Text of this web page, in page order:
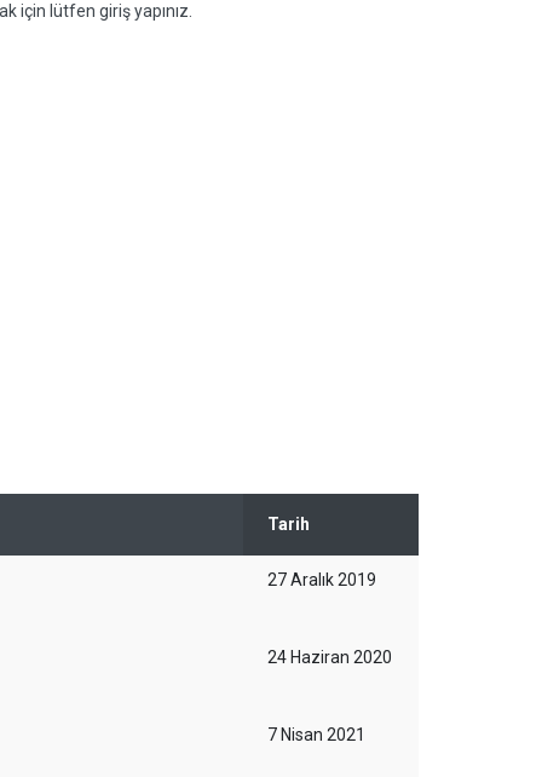
için lütfen giriş yapınız.
Tarih
27 Aralık 2019
24 Haziran 2020
7 Nisan 2021